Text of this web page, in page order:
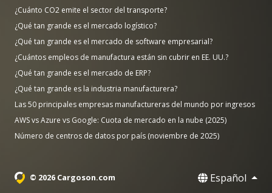
¿Cuánto CO2 emite el sector del transporte?
¿Qué tan grande es el mercado logístico?
¿Qué tan grande es el mercado de software empresarial?
¿Cuántos empleos de manufactura están sin cubrir en EE. UU.?
¿Qué tan grande es el mercado de ERP?
¿Qué tan grande es la industria manufacturera?
Las 50 principales empresas manufactureras del mundo por ingresos
AWS vs Azure vs Google: Cuota de mercado en la nube (2025)
Número de centros de datos por país (noviembre de 2025)
© 2026 Cargoson.com Español